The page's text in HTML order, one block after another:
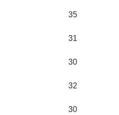
35
31
30
32
30